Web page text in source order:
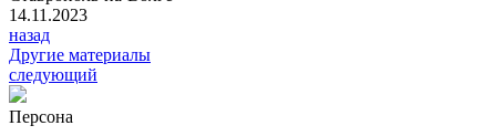
14.11.2023
назад
Другие материалы
следующий
Персона